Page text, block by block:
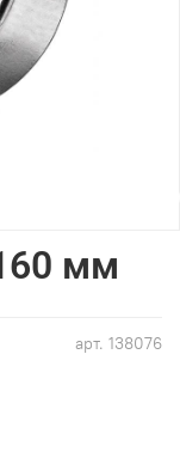
арт. 138076
мм